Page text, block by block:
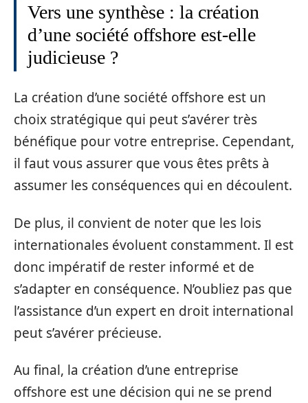
Vers une synthèse : la création
d’une société offshore est-elle
judicieuse ?
La création d’une société offshore est un
choix stratégique qui peut s’avérer très
bénéfique pour votre entreprise. Cependant,
il faut vous assurer que vous êtes prêts à
assumer les conséquences qui en découlent.
De plus, il convient de noter que les lois
internationales évoluent constamment. Il est
donc impératif de rester informé et de
s’adapter en conséquence. N’oubliez pas que
l’assistance d’un expert en droit international
peut s’avérer précieuse.
Au final, la création d’une entreprise
offshore est une décision qui ne se prend